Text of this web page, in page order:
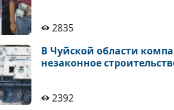
2835
В Чуйской области
незаконное
2392